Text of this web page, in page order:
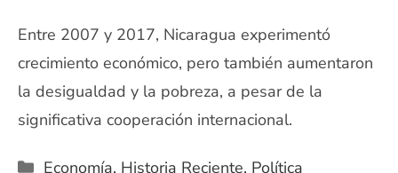
Entre 2007 y 2017, Nicaragua experimentó
crecimiento económico, pero también aumentaron
la desigualdad y la pobreza, a pesar de la
significativa cooperación internacional.
Categorías
Economía, Historia Reciente, Política